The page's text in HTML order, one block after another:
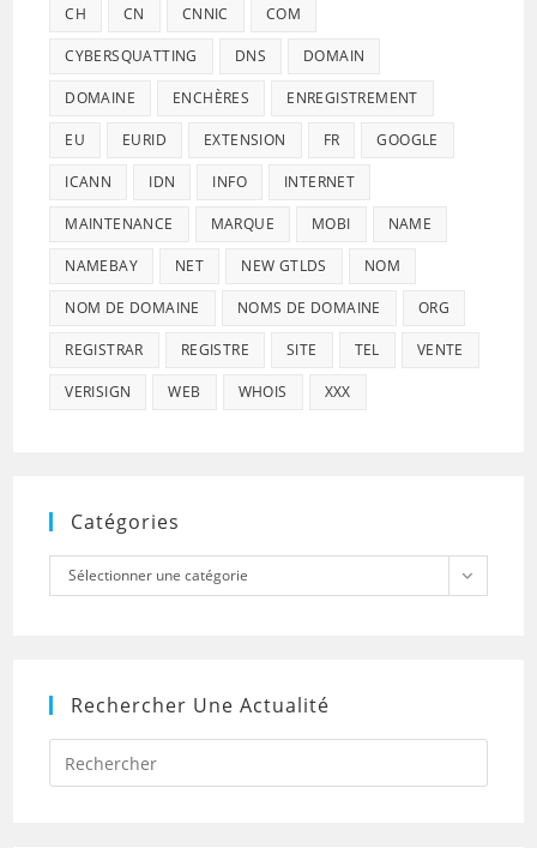
CH CN CNNIC COM
CYBERSQUATTING DNS DOMAIN
DOMAINE ENCHÈRES ENREGISTREMENT
EU EURID EXTENSION FR GOOGLE
ICANN IDN INFO INTERNET
MAINTENANCE MARQUE MOBI NAME
NAMEBAY NET NEW GTLDS NOM
NOM DE DOMAINE NOMS DE DOMAINE ORG
REGISTRAR REGISTRE SITE TEL VENTE
VERISIGN WEB WHOIS XXX
Catégories
Catégories
Sélectionner une catégorie
Rechercher Une Actualité
Press
to